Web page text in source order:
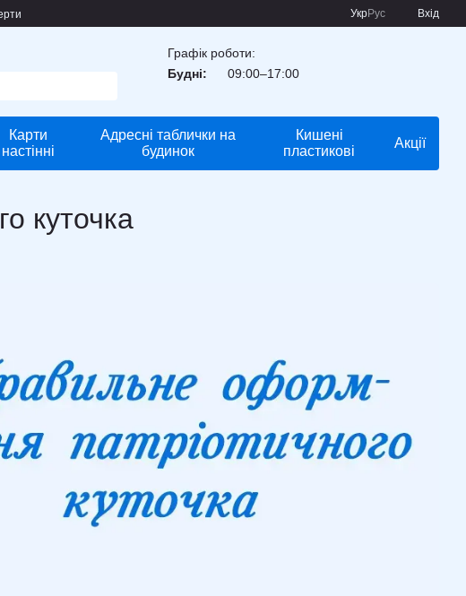
УкрРус Вхід
Графік роботи:
Будні:
09:00–17:00
Карти
настінні
Адресні таблички на
будинок
Кишені
пластикові
Акції
куточка